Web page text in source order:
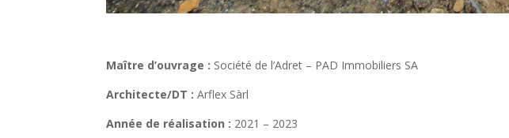
Maître d’ouvrage : Société de l’Adret – PAD Immobiliers SA
Architecte/DT :Arflex Sàrl
Année de réalisation : 2021 – 2023